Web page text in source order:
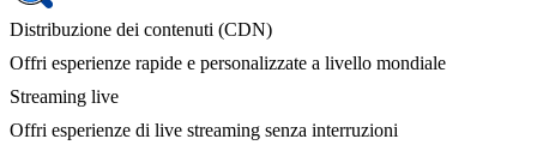
Distribuzione dei contenuti (CDN)
Offri esperienze rapide e personalizzate a livello mondiale
Streaming live
Offri esperienze di live streaming senza interruzioni